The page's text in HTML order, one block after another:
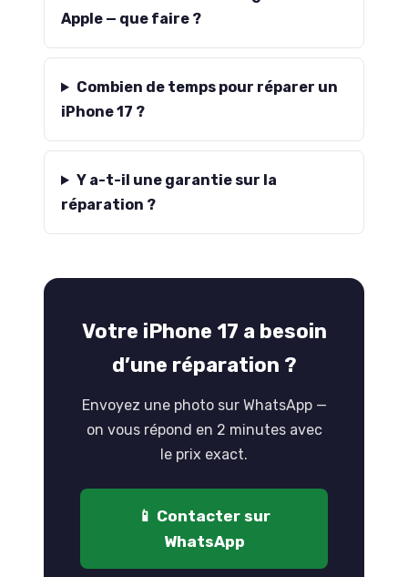
Apple — que faire ?
Combien de temps pour réparer un
iPhone 17 ?
Y a-t-il une garantie sur la
réparation ?
Votre iPhone 17 a besoin
d’une réparation ?
Envoyez une photo sur WhatsApp —
on vous répond en 2 minutes avec
le prix exact.
📱 Contacter sur
WhatsApp